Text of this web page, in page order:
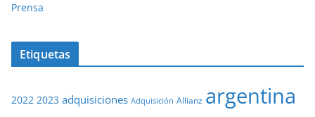
Prensa
Etiquetas
2022 2023 adquisiciones Adquisición Allianz argentina